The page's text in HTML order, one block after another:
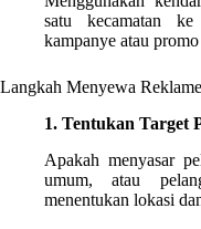
satu kecamatan
kampanye atau promo
Langkah Menyewa
1. Tentukan Target
Apakah menyasar
umum, atau
menentukan lokasi